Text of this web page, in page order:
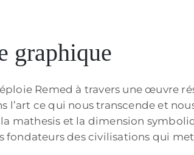
graphique
Remed à travers une œuvre
l’art ce qui nous transcende et
mathesis et la dimension
fondateurs des civilisations qui